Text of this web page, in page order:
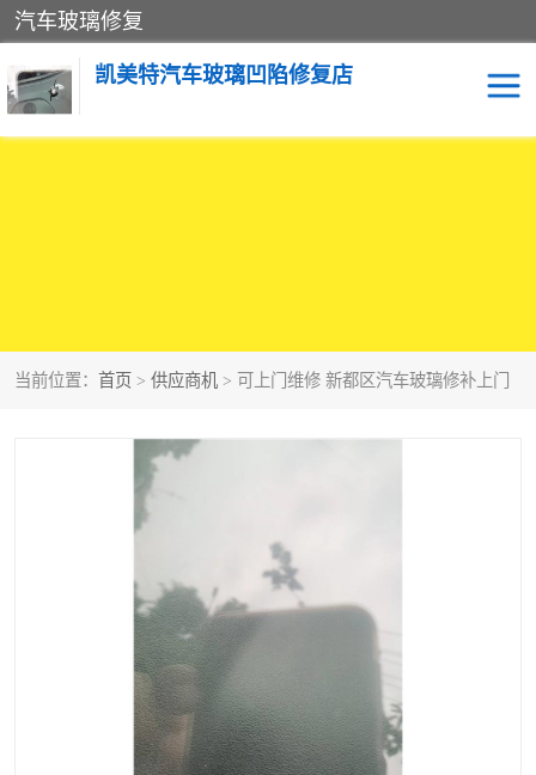
汽车玻璃修复
凯美特汽车玻璃凹陷修复店
当前位置： 首页 > 供应商机 > 可上门维修 新都区汽车玻璃修补上门